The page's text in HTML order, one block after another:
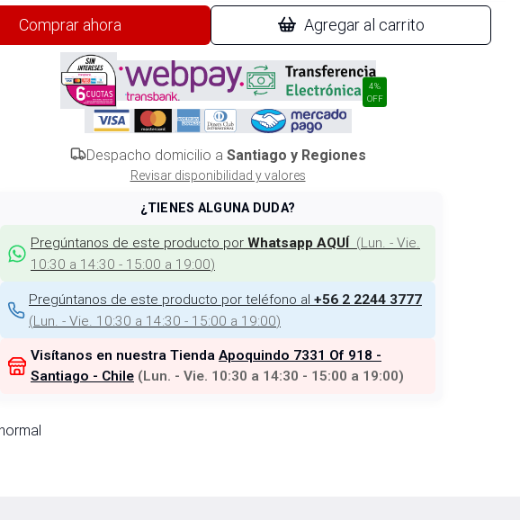
Comprar ahora Agregar al carrito
4%
OFF
Despacho domicilio a Santiago y Regiones
Revisar disponibilidad y valores
¿TIENES ALGUNA DUDA?
Pregúntanos de este producto por Whatsapp AQUÍ (Lun. - Vie.
10:30 a 14:30 - 15:00 a 19:00)
Pregúntanos de este producto por teléfono al +56 2 2244 3777
(Lun. - Vie. 10:30 a 14:30 - 15:00 a 19:00)
Visítanos en nuestra Tienda Apoquindo 7331 Of 918 -
Santiago - Chile (Lun. - Vie. 10:30 a 14:30 - 15:00 a 19:00)